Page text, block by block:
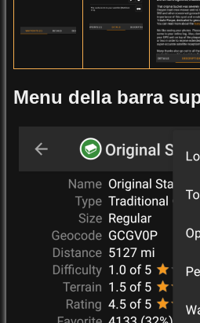
Menu della barra